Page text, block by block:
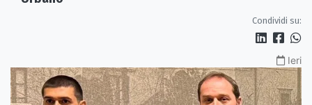
Condividi su:
Ieri